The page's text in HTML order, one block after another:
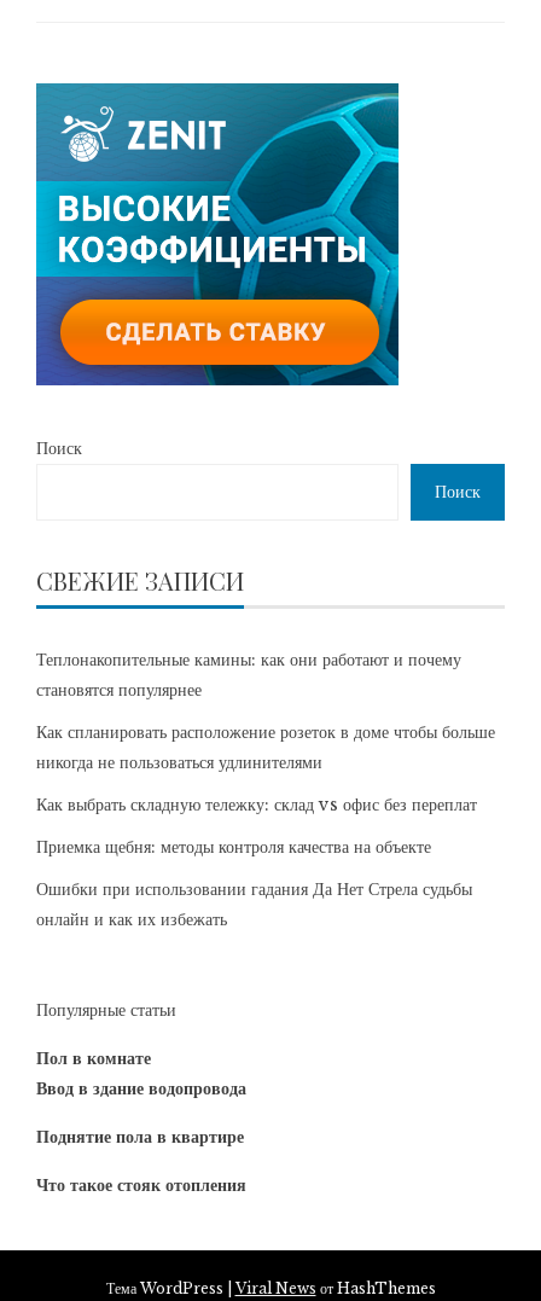
Поиск
Поиск
СВЕЖИЕ ЗАПИСИ
Теплонакопительные камины: как они работают и почему
становятся популярнее
Как спланировать расположение розеток в доме чтобы больше
никогда не пользоваться удлинителями
Как выбрать складную тележку: склад vs офис без переплат
Приемка щебня: методы контроля качества на объекте
Ошибки при использовании гадания Да Нет Стрела судьбы
онлайн и как их избежать
Популярные статьи
Пол в комнате
Ввод в здание водопровода
Поднятие пола в квартире
Что такое стояк отопления
Тема WordPress |Viral News от HashThemes